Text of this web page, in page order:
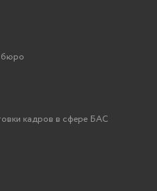
бюро
кадров в сфере БАС